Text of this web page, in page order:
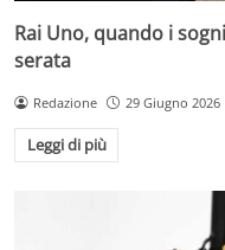
Rai Uno, quando i
serata
Redazione 29 Giugno 2026
Leggi di più